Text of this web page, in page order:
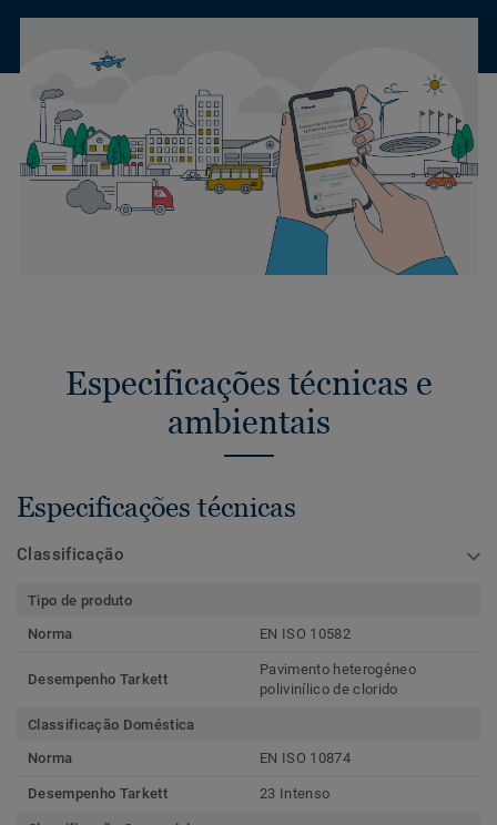
Especificações técnicas e
ambientais
Especificações técnicas
Classificação
Tipo de produto
Norma
EN ISO 10582
Desempenho Tarkett
Pavimento heterogéneo
polivinílico de clorido
Classificação Doméstica
Norma
EN ISO 10874
Desempenho Tarkett 23 Intenso